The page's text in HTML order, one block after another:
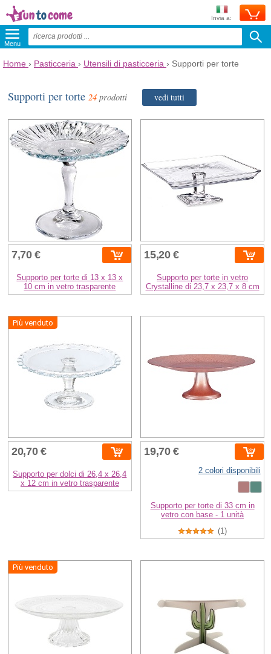
Invia a:
Menu
Home › Pasticceria › Utensili di pasticceria › Supporti per torte
Supporti per torte24 prodotti vedi tutti
7,70 €
Supporto per torte di 13 x 13 x
10 cm in vetro trasparente
15,20 €
Supporto per torte in vetro
Crystalline di 23,7 x 23,7 x 8 cm
Più venduto
20,70 €
Supporto per dolci di 26,4 x 26,4
x 12 cm in vetro trasparente
19,70 €
2 colori disponibili
Supporto per torte di 33 cm in
vetro con base - 1 unità
(1)
Più venduto